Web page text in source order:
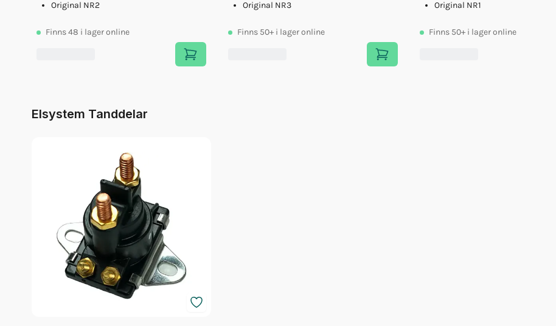
Original NR2
Finns48 i lager online
Original NR3
Finns 50+ i lager online
Original NR1
Finns 50+ i lager online
Elsystem Tanddelar